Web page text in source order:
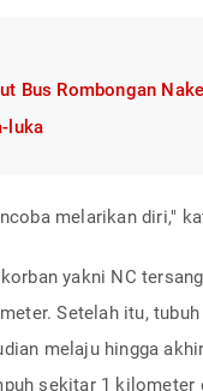
Bus Rombongan
luka
melarikan diri,"
yakni NC
Setelah itu,
melaju hingga
sekitar 1 kilometer